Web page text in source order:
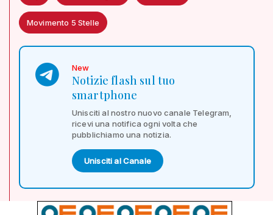
Movimento 5 Stelle
New
Notizie flash sul tuo
smartphone
Unisciti al nostro nuovo canale Telegram,
ricevi una notifica ogni volta che
pubblichiamo una notizia.
Unisciti al Canale